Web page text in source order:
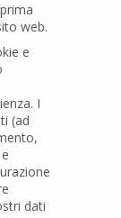
web.
e
I
(ad
dati